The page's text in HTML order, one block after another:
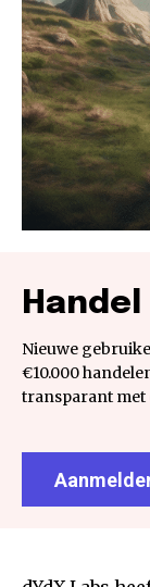
Nieuwe
€10.000
transparant met